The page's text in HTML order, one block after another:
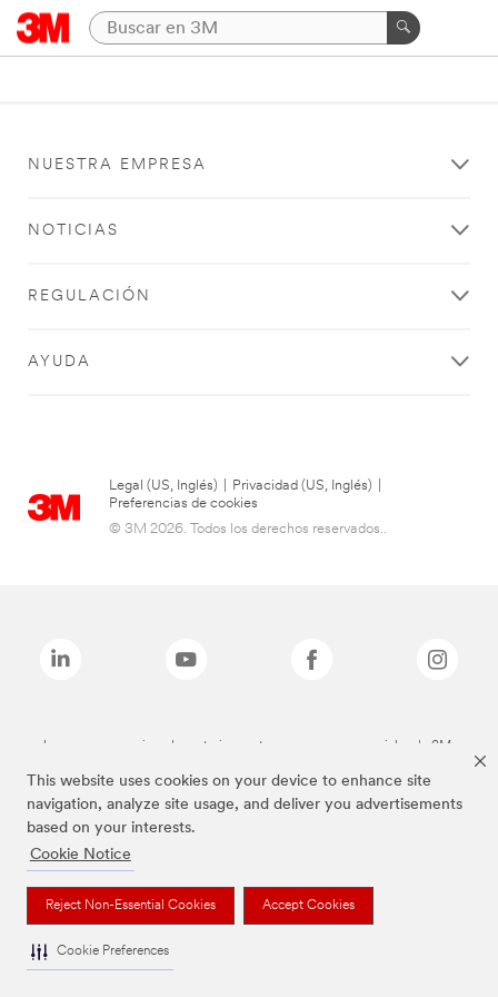
This website uses cookies on your device to enhance site
navigation, analyze site usage, and deliver you advertisements
based on your interests.
Cookie Notice
Reject Non-Essential Cookies Accept Cookies
Cookie Preferences
NUESTRA EMPRESA
NOTICIAS
REGULACIÓN
AYUDA
Legal (US, Inglés) Privacidad (US, Inglés)
Preferencias de cookies
© 3M 2026. Todos los derechos reservados..
Las marcas mencionadas anteriormente son marcas comerciales de 3M.